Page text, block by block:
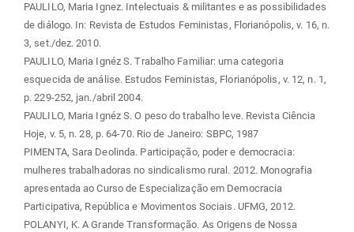
PAULILO, Maria Ignez. Intelectuais & militantes e as possibilidades
de diálogo. In: Revista de Estudos Feministas, Florianópolis, v. 16, n.
3, set./dez. 2010.
PAULILO, Maria Ignéz S. Trabalho Familiar: uma categoria
esquecida de análise. Estudos Feministas, Florianópolis, v. 12, n. 1,
p. 229-252, jan./abril 2004.
PAULILO, Maria Ignéz S. O peso do trabalho leve. Revista Ciência
Hoje, v. 5, n. 28, p. 64-70. Rio de Janeiro: SBPC, 1987
PIMENTA, Sara Deolinda. Participação, poder e democracia:
mulheres trabalhadoras no sindicalismo rural. 2012. Monografia
apresentada ao Curso de Especialização em Democracia
Participativa, República e Movimentos Sociais. UFMG, 2012.
POLANYI, K. A Grande Transformação. As Origens de Nossa